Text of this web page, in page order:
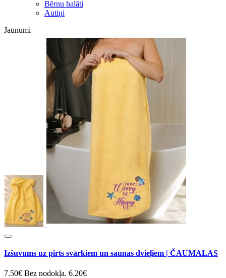
Bērnu halāti
Autiņi
Jaunumi
Izšuvums uz pirts svārkiem un saunas dvieļiem | ČAUMALAS
7.50€ Bez nodokļa. 6.20€